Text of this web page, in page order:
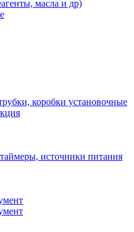
масла и др)
коробки установочные
источники питания